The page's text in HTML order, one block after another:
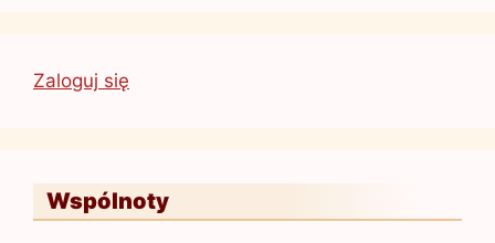
Zaloguj się
Wspólnoty